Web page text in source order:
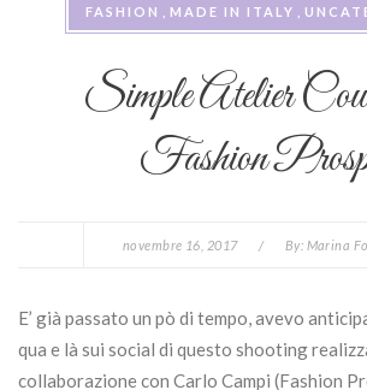
FASHION MADE IN ITALY
Simple Atelier
Fashion
novembre 16, 2017 / By: Marina
E’ già passato un pò di tempo, avevo
qua e là sui social di questo shooting
collaborazione con Carlo Campi (Fashion